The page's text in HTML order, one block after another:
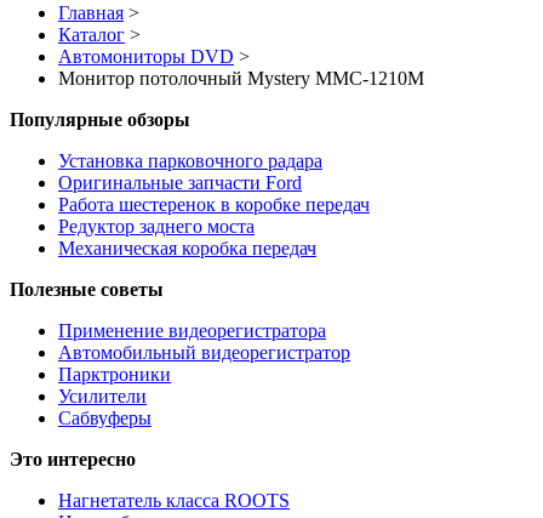
Главная >
Каталог >
Автомониторы DVD >
Монитор потолочный Mystery MMC-1210M
Популярные обзоры
Установка парковочного радара
Оригинальные запчасти Ford
Работа шестеренок в коробке передач
Редуктор заднего моста
Механическая коробка передач
Полезные советы
Применение видеорегистратора
Автомобильный видеорегистратор
Парктроники
Усилители
Cабвуферы
Это интересно
Нагнетатель класса ROOTS